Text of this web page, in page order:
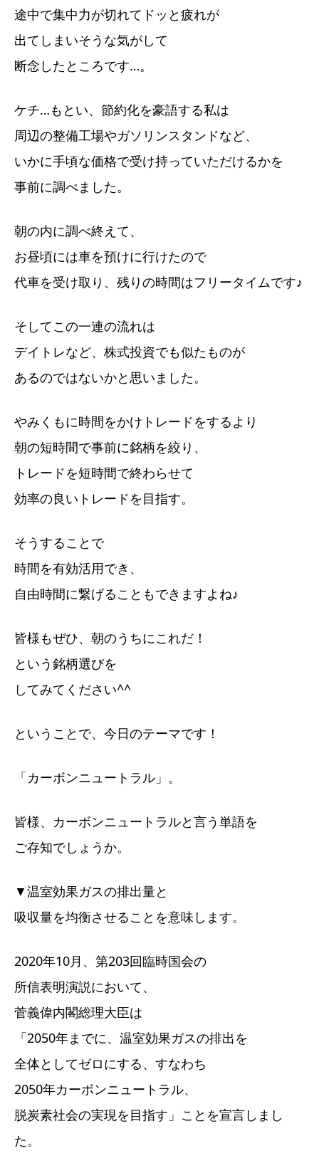
途中で集中力が切れてドッと疲れが
出てしまいそうな気がして
断念したところです…。
ケチ…もとい、節約化を豪語する私は
周辺の整備工場やガソリンスタンドなど、
いかに手頃な価格で受け持っていただけるかを
事前に調べました。
朝の内に調べ終えて、
お昼頃には車を預けに行けたので
代車を受け取り、残りの時間はフリータイムです♪
そしてこの一連の流れは
デイトレなど、株式投資でも似たものが
あるのではないかと思いました。
やみくもに時間をかけトレードをするより
朝の短時間で事前に銘柄を絞り、
トレードを短時間で終わらせて
効率の良いトレードを目指す。
そうすることで
時間を有効活用でき、
自由時間に繋げることもできますよね♪
皆様もぜひ、朝のうちにこれだ！
という銘柄選びを
してみてください^^
ということで、今日のテーマです！
「カーボンニュートラル」。
皆様、カーボンニュートラルと言う単語を
ご存知でしょうか。
▼温室効果ガスの排出量と
吸収量を均衡させることを意味します。
2020年10月、第203回臨時国会の
所信表明演説において、
菅義偉内閣総理大臣は
「2050年までに、温室効果ガスの排出を
全体としてゼロにする、すなわち
2050年カーボンニュートラル、
脱炭素社会の実現を目指す」ことを宣言しまし
た。